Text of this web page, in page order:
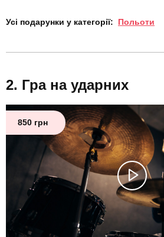
Усі подарунки у категорії: Польоти
Гра на ударних
850 грн